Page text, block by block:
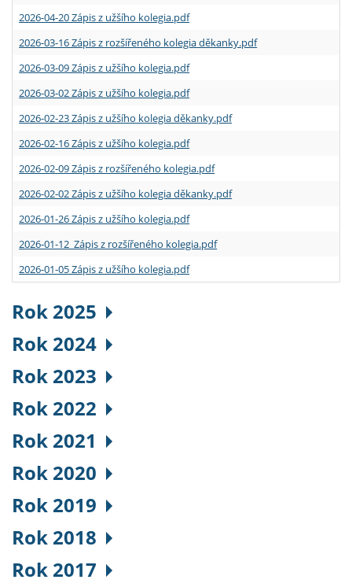
2026-04-20 Zápis z užšího kolegia.pdf
2026-03-16 Zápis z rozšířeného kolegia děkanky.pdf
2026-03-09 Zápis z užšího kolegia.pdf
2026-03-02 Zápis z užšího kolegia.pdf
2026-02-23 Zápis z užšího kolegia děkanky.pdf
2026-02-16 Zápis z užšího kolegia.pdf
2026-02-09 Zápis z rozšířeného kolegia.pdf
2026-02-02 Zápis z užšího kolegia děkanky.pdf
2026-01-26 Zápis z užšího kolegia.pdf
2026-01-12 Zápis z rozšířeného kolegia.pdf
2026-01-05 Zápis z užšího kolegia.pdf
Rok 2025
Rok 2024
Rok 2023
Rok 2022
Rok 2021
Rok 2020
Rok 2019
Rok 2018
Rok 2017